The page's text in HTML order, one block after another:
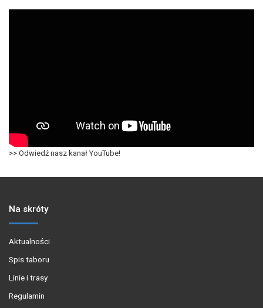
>> Odwiedź nasz kanał YouTube!
Na skróty
Aktualności
Spis taboru
Linie i trasy
Regulamin